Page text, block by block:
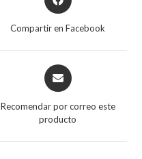
in
Compartir en Facebook
Opens
in
new
Recomendar por correo este
producto